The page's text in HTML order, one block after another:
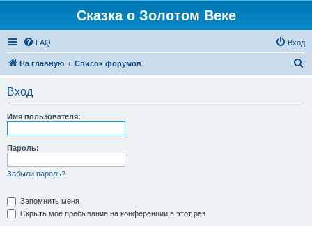
Сказка о Золотом Веке
FAQ Вход
На главную Список форумов
Вход
Имя пользователя:
Пароль:
Забыли пароль?
Запомнить меня
Скрыть моё пребывание на конференции в этот раз